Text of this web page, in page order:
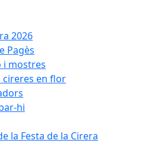
2026
Pagès
i mostres
cireres en flor
hi
la Festa de la Cirera